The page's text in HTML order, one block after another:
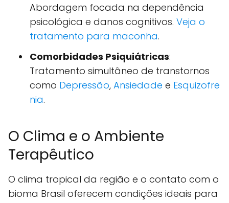
Abordagem focada na dependência
psicológica e danos cognitivos. Veja o
tratamento para maconha.
Comorbidades Psiquiátricas:
Tratamento simultâneo de transtornos
como Depressão, Ansiedade e Esquizofre
nia.
O Clima e o Ambiente
Terapêutico
O clima tropical da região e o contato com o
bioma Brasil oferecem condições ideais para